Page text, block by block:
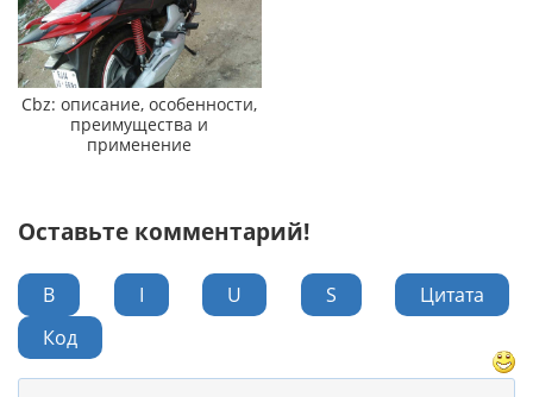
Cbz: описание, особенности,
преимущества и
применение
Оставьте комментарий!
B I U S
Цитата
Код